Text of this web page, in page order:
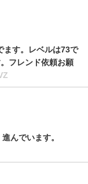
ます。レベルは73で
フレンド依頼お願
んでいます。